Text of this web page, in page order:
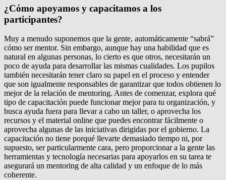
¿Cómo apoyamos y capacitamos a los
participantes?
Muy a menudo suponemos que la gente, automáticamente “sabrá”
cómo ser mentor. Sin embargo, aunque hay una habilidad que es
natural en algunas personas, lo cierto es que otros, necesitarán un
poco de ayuda para desarrollar las mismas cualidades. Los pupilos
también necesitarán tener claro su papel en el proceso y entender
que son igualmente responsables de garantizar que todos obtienen lo
mejor de la relación de mentoring. Antes de comenzar, explora qué
tipo de capacitación puede funcionar mejor para tu organización, y
busca ayuda fuera para llevar a cabo un taller, o aprovecha los
recursos y el material online que puedes encontrar fácilmente o
aprovecha algunas de las iniciativas dirigidas por el gobierno. La
capacitación no tiene porqué llevarte demasiado tiempo ni, por
supuesto, ser particularmente cara, pero proporcionar a la gente las
herramientas y tecnología necesarias para apoyarlos en su tarea te
asegurará un mentoring de alta calidad y un enfoque de lo más
coherente.